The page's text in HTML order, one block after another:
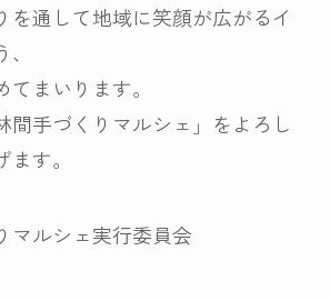
を通して地域に笑顔が広がるイ
まいります。
間手づくりマルシェ」をよろし
す。
マルシェ実行委員会